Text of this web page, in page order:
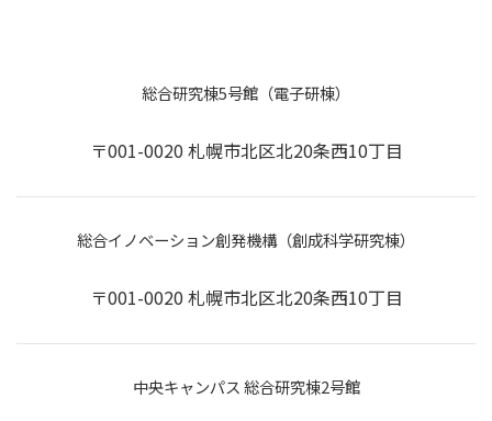
総合研究棟5号館（電子研棟）
〒001-0020 札幌市北区北20条西10丁目
総合イノベーション創発機構（創成科学研究棟）
〒001-0020 札幌市北区北20条西10丁目
中央キャンパス 総合研究棟2号館